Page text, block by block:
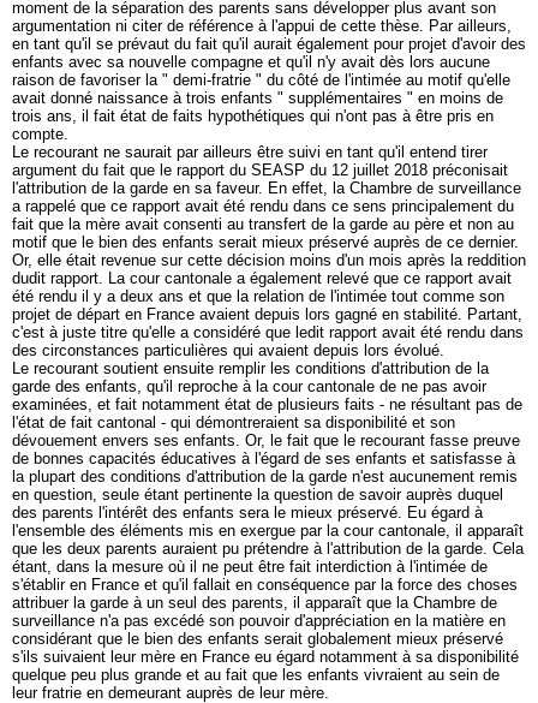
moment de la séparation des parents sans développer plus avant son
argumentation ni citer de référence à l'appui de cette thèse. Par ailleurs,
en tant qu'il se prévaut du fait qu'il aurait également pour projet d'avoir des
enfants avec sa nouvelle compagne et qu'il n'y avait dès lors aucune
raison de favoriser la " demi-fratrie " du côté de l'intimée au motif qu'elle
avait donné naissance à trois enfants " supplémentaires " en moins de
trois ans, il fait état de faits hypothétiques qui n'ont pas à être pris en
compte.
Le recourant ne saurait par ailleurs être suivi en tant qu'il entend tirer
argument du fait que le rapport du SEASP du 12 juillet 2018 préconisait
l'attribution de la garde en sa faveur. En effet, la Chambre de surveillance
a rappelé que ce rapport avait été rendu dans ce sens principalement du
fait que la mère avait consenti au transfert de la garde au père et non au
motif que le bien des enfants serait mieux préservé auprès de ce dernier.
Or, elle était revenue sur cette décision moins d'un mois après la reddition
dudit rapport. La cour cantonale a également relevé que ce rapport avait
été rendu il y a deux ans et que la relation de l'intimée tout comme son
projet de départ en France avaient depuis lors gagné en stabilité. Partant,
c'est à juste titre qu'elle a considéré que ledit rapport avait été rendu dans
des circonstances particulières qui avaient depuis lors évolué.
Le recourant soutient ensuite remplir les conditions d'attribution de la
garde des enfants, qu'il reproche à la cour cantonale de ne pas avoir
examinées, et fait notamment état de plusieurs faits - ne résultant pas de
l'état de fait cantonal - qui démontreraient sa disponibilité et son
dévouement envers ses enfants. Or, le fait que le recourant fasse preuve
de bonnes capacités éducatives à l'égard de ses enfants et satisfasse à
la plupart des conditions d'attribution de la garde n'est aucunement remis
en question, seule étant pertinente la question de savoir auprès duquel
des parents l'intérêt des enfants sera le mieux préservé. Eu égard à
l'ensemble des éléments mis en exergue par la cour cantonale, il apparaît
que les deux parents auraient pu prétendre à l'attribution de la garde. Cela
étant, dans la mesure où il ne peut être fait interdiction à l'intimée de
s'établir en France et qu'il fallait en conséquence par la force des choses
attribuer la garde à un seul des parents, il apparaît que la Chambre de
surveillance n'a pas excédé son pouvoir d'appréciation en la matière en
considérant que le bien des enfants serait globalement mieux préservé
s'ils suivaient leur mère en France eu égard notamment à sa disponibilité
quelque peu plus grande et au fait que les enfants vivraient au sein de
leur fratrie en demeurant auprès de leur mère.